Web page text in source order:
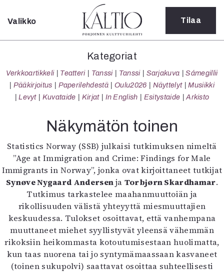
Sulje
Kategoriat
Verkkoartikkeli
Teatteri
Tanssi
Sarjakuva
Sámegillii
Pääkirjoitus
Paperilehdestä
Oulu2026
Näyttelyt
Musiikki
Levyt
Kuvataide
Kirjat
In English
Esitystaide
Arkisto
Valikko Tilaa
Kategoriat
Verkkoartikkeli Teatteri Tanssi Tanssi Sarjakuva
Sámegillii
Pääkirjoitus
Paperilehdestä Oulu2026 Näyttelyt
Musiikki
Levyt
Kuvataide Kirjat In English Esitystaide Arkisto
Näkymätön toinen
Statistics Norway (SSB) julkaisi tutkimuksen nimeltä
”Age at Immigration and Crime: Findings for Male
Immigrants in Norway”, jonka ovat kirjoittaneet tutkijat
Synøve Nygaard Andersenja Torbjørn Skardhamar.
Tutkimus tarkastelee maahanmuuttoiän ja
rikollisuuden välistä yhteyyttä miesmuuttajien
keskuudessa. Tulokset osoittavat, että vanhempana
muuttaneet miehet syyllistyvät yleensä vähemmän
rikoksiin heikommasta kotoutumisestaan huolimatta,
kun taas nuorena tai jo syntymämaassaan kasvaneet
(toinen sukupolvi) saattavat osoittaa suhteellisesti